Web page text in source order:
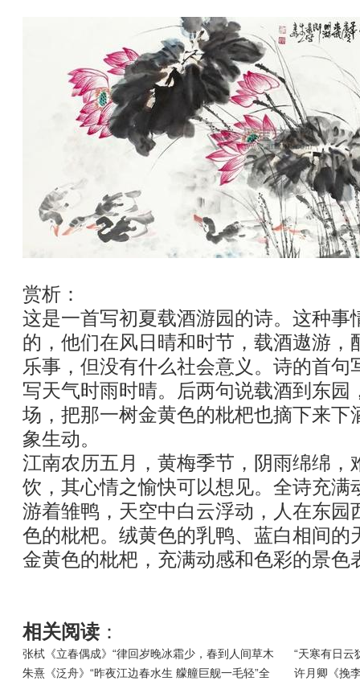
赏析：
这是一首写初夏载酒游园的诗。这种事
的，他们在风日晴和时节，载酒遨游，
乐事，但没有什么社会意义。诗的首句
写天气时雨时晴。后两句说载酒到东园
场，把那一树金黄色的枇杷也摘下来下
象生动。
江南农历五月，黄梅季节，阴雨绵绵，
饮，其心情之愉快可以想见。全诗充满
游着雏鸭，天空中白云浮动，人在东园
色的枇杷。绒黄色的乳鸭、蓝白相间的
金黄色的枇杷，充满动感和色彩的景色
相关阅读 ：
张栻《立春偶成》“律回岁晚冰霜少，春到人间草木
“天寒有日云
朱熹《泛舟》“昨夜江边春水生 艨艟巨舰一毛轻”全
许月卿《挽